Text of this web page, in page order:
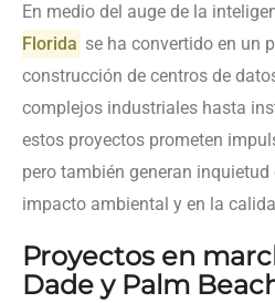
En medio del auge de la
Florida se ha convertido en un
construcción de centros de
complejos industriales hasta
estos proyectos prometen
pero también generan inquietud
impacto ambiental y en la
Proyectos en
Dade y Palm